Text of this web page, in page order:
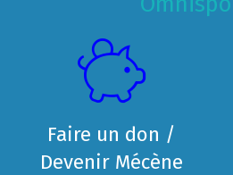
Faire un don /
Devenir Mécène